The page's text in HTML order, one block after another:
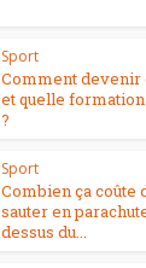
Sport
Comment devenir
et quelle
?
Sport
Combien ça coûte
sauter en
dessus du...